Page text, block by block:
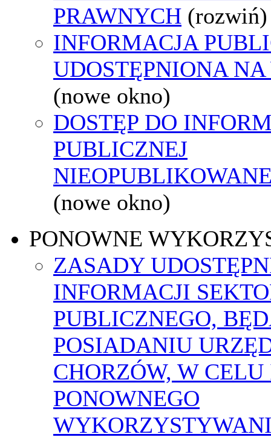
PRAWNYCH (rozwiń)
INFORMACJA
UDOSTĘPNIONA
(nowe okno)
DOSTĘP DO
PUBLICZNEJ
(nowe okno)
PONOWNE
ZASADY
INFORMACJI
PUBLICZNEGO,
POSIADANIU
CHORZÓW, W
PONOWNEGO